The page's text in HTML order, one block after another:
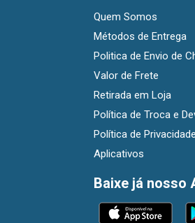
Quem Somos
Métodos de Entrega
Politica de Envio de
Valor de Frete
Retirada em Loja
Política de Troca e
Política de
Aplicativos
Baixe já nosso